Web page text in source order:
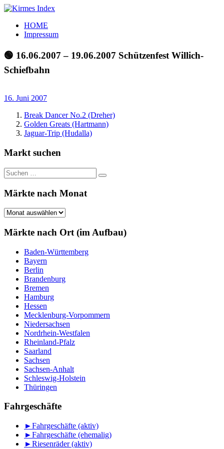
Zum
springen
Kirmes
Index
Tourpläne
der
letzten
Jahre
HOME
Impressum
🟢 16.06.2007 – 19.06.2007 Schützenfest Willich-
Schiefbahn
16. Juni 2007
Break Dancer No.2 (Dreher)
Golden Greats (Hartmann)
Jaguar-Trip (Hudalla)
Markt suchen
Suchen
nach:
Suchen
Märkte nach Monat
Märkte
Monat
Märkte nach Ort (im Aufbau)
Baden-Württemberg
Bayern
Berlin
Brandenburg
Bremen
Hamburg
Hessen
Mecklenburg-Vorpommern
Niedersachsen
Nordrhein-Westfalen
Rheinland-Pfalz
Saarland
Sachsen
Sachsen-Anhalt
Schleswig-Holstein
Thüringen
Fahrgeschäfte
►Fahrgeschäfte (aktiv)
►Fahrgeschäfte (ehemalig)
►Riesenräder (aktiv)